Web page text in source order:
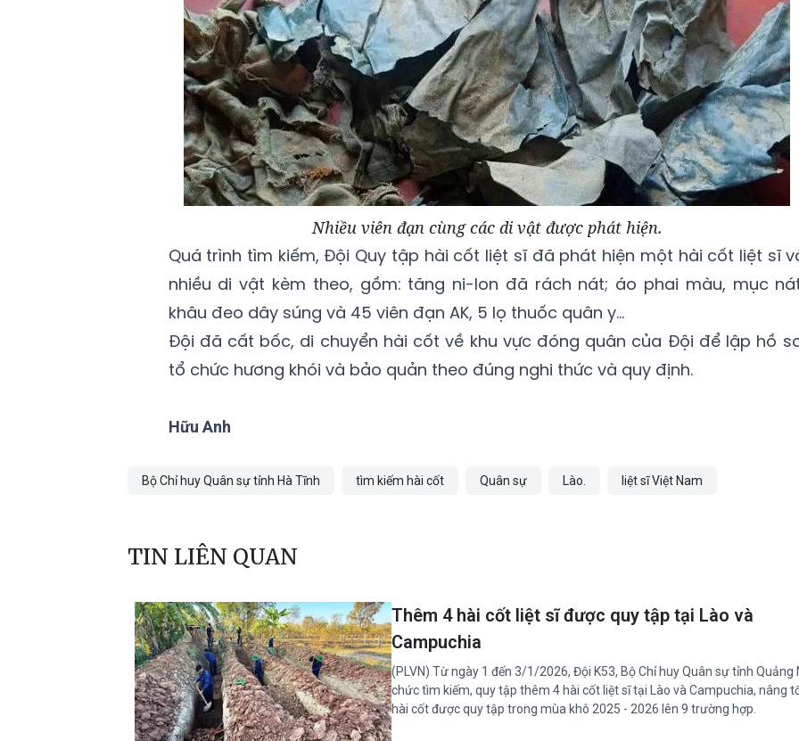
Nhiều viên đạn cùng các di vật được phát hiện.
Quá trình tìm kiếm, Đội Quy tập hài cốt liệt sĩ đã phát hiện một hài cốt liệt sĩ
nhiều di vật kèm theo, gồm: tăng ni-lon đã rách nát; áo phai màu, mục
khâu đeo dây súng và 45 viên đạn AK, 5 lọ thuốc quân y...
Đội đã cất bốc, di chuyển hài cốt về khu vực đóng quân của Đội để lập hồ
tổ chức hương khói và bảo quản theo đúng nghi thức và quy định.
Hữu Anh
Bộ Chỉ huy Quân sự tỉnh Hà Tĩnh tìm kiếm hài cốt Quân sự Lào. liệt sĩ Việt Nam
TIN LIÊN QUAN
Thêm 4 hài cốt liệt sĩ được quy tập tại Lào và
Campuchia
(PLVN) Từ ngày 1 đến 3/1/2026, Đội K53, Bộ Chỉ huy Quân sự tỉnh Quảng
chức tìm kiếm, quy tập thêm 4 hài cốt liệt sĩ tại Lào và Campuchia, nâng
hài cốt được quy tập trong mùa khô 2025 - 2026 lên 9 trường hợp.